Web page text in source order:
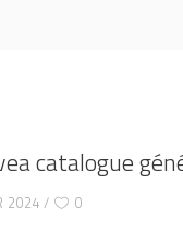
catalogue
2024 0